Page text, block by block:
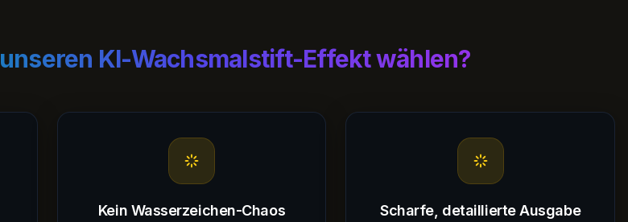
KI-Wachsmalstift-Effekt wählen?
Kein Wasserzeichen-Chaos Scharfe, detaillierte Ausgabe